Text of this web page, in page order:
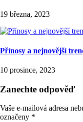
19 března, 2023
Přínosy a nejnovější
10 prosince, 2023
Zanechte odpověď
Vaše e-mailová adresa
označeny *